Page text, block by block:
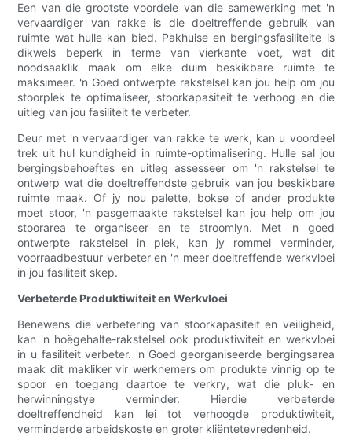
Een van die grootste voordele van die samewerking met 'n
vervaardiger van rakke is die doeltreffende gebruik van
ruimte wat hulle kan bied. Pakhuise en bergingsfasiliteite is
dikwels beperk in terme van vierkante voet, wat dit
noodsaaklik maak om elke duim beskikbare ruimte te
maksimeer. 'n Goed ontwerpte rakstelsel kan jou help om jou
stoorplek te optimaliseer, stoorkapasiteit te verhoog en die
uitleg van jou fasiliteit te verbeter.
Deur met 'n vervaardiger van rakke te werk, kan u voordeel
trek uit hul kundigheid in ruimte-optimalisering. Hulle sal jou
bergingsbehoeftes en uitleg assesseer om 'n rakstelsel te
ontwerp wat die doeltreffendste gebruik van jou beskikbare
ruimte maak. Of jy nou palette, bokse of ander produkte
moet stoor, 'n pasgemaakte rakstelsel kan jou help om jou
stoorarea te organiseer en te stroomlyn. Met 'n goed
ontwerpte rakstelsel in plek, kan jy rommel verminder,
voorraadbestuur verbeter en 'n meer doeltreffende werkvloei
in jou fasiliteit skep.
Verbeterde Produktiwiteit en Werkvloei
Benewens die verbetering van stoorkapasiteit en veiligheid,
kan 'n hoëgehalte-rakstelsel ook produktiwiteit en werkvloei
in u fasiliteit verbeter. 'n Goed georganiseerde bergingsarea
maak dit makliker vir werknemers om produkte vinnig op te
spoor en toegang daartoe te verkry, wat die pluk- en
herwinningstye verminder. Hierdie verbeterde
doeltreffendheid kan lei tot verhoogde produktiwiteit,
verminderde arbeidskoste en groter kliëntetevredenheid.